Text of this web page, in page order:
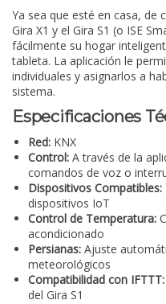
Ya sea que esté en casa, de
Gira X1 y el Gira S1 (o ISE
fácilmente su hogar
tableta. La aplicación le
individuales y asignarlos a
sistema.
Especificaciones
Red: KNX
Control: A través de la
comandos de voz o
Dispositivos Compatibles:
dispositivos IoT
Control de Temperatura:
acondicionado
Persianas: Ajuste
meteorológicos
Compatibilidad con IFTTT:
del Gira S1